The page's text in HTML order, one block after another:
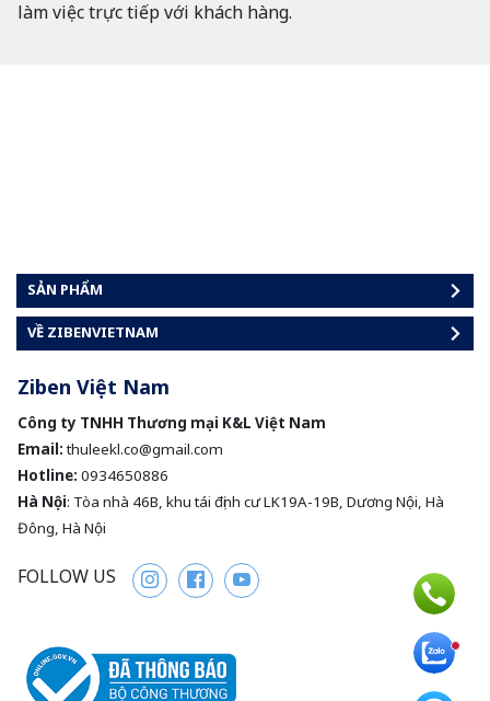
làm việc trực tiếp với khách hàng.
SẢN PHẨM
VỀ ZIBENVIETNAM
Ziben Việt Nam
Công ty TNHH Thương mại K&L Việt Nam
Email:thuleekl.co@gmail.com
Hotline: 0934650886
Hà Nội: Tòa nhà 46B, khu tái định cư LK19A-19B, Dương Nội, Hà
Đông, Hà Nội
FOLLOW US InstagramFacebook